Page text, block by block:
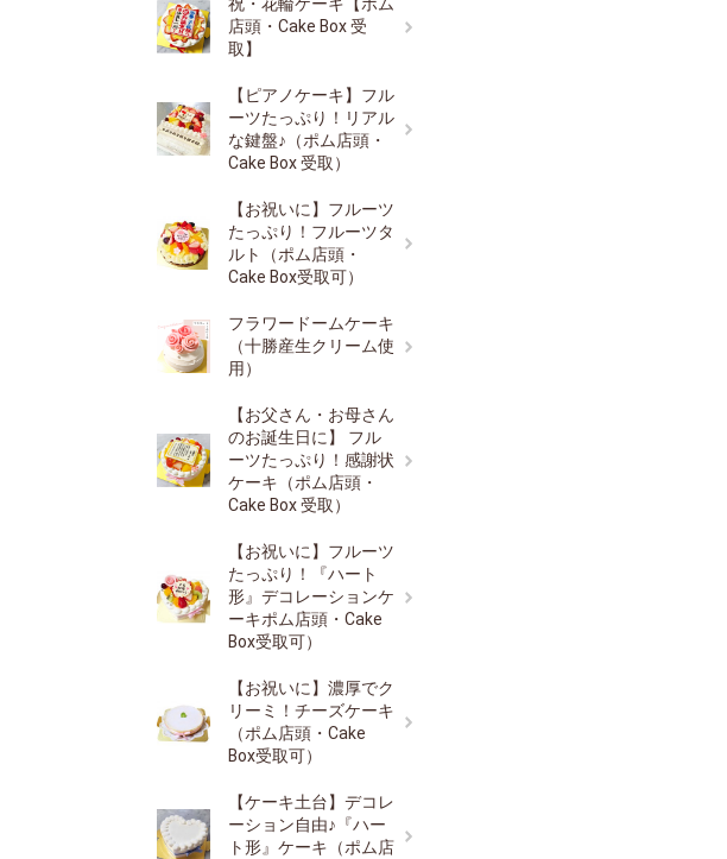
店頭・Cake Box 受
取】
【ピアノケーキ】フル
ーツたっぷり！リアル
な鍵盤♪（ポム店頭・
Cake Box 受取）
【お祝いに】フルーツ
たっぷり！フルーツタ
ルト（ポム店頭・
Cake Box受取可）
フラワードームケーキ
（十勝産生クリーム使
用）
【お父さん・お母さん
のお誕生日に】 フル
ーツたっぷり！感謝状
ケーキ（ポム店頭・
Cake Box 受取）
【お祝いに】フルーツ
たっぷり！『ハート
形』デコレーションケ
ーキポム店頭・Cake
Box受取可）
【お祝いに】濃厚でク
リーミ！チーズケーキ
（ポム店頭・Cake
Box受取可）
【ケーキ土台】デコレ
ーション自由♪『ハー
ト形』ケーキ（ポム店